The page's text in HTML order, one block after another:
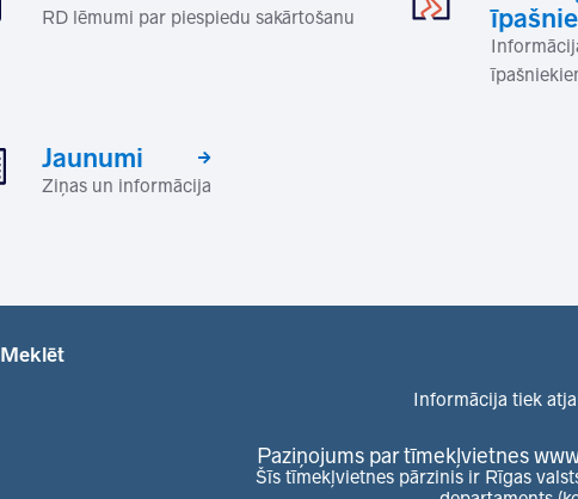
RD lēmumi par piespiedu sakārtošanu
Jaunumi
Ziņas un informācija
Meklēt
Informācija tiek
Paziņojums par tīmekļvietnes
Šīs tīmekļvietnes pārzinis ir Rīgas